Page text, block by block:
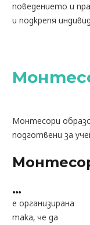
поведението и
и подкрепя
Монтесори
подготвени за
…
е организирана
така, че да